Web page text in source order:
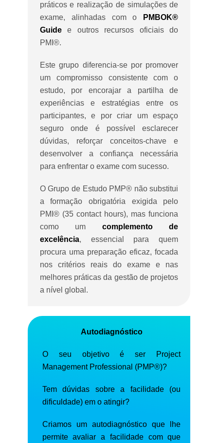
práticos e realização de simulações de
exame, alinhadas com o
PMBOK®
Guidee outros recursos oficiais do
PMI®.
Este grupo diferencia-se por promover
um compromisso consistente com o
estudo, por encorajar a partilha de
experiências e estratégias entre os
participantes, e por criar um espaço
seguro onde é possível esclarecer
dúvidas, reforçar conceitos-chave e
desenvolver a confiança necessária
para enfrentar o exame com sucesso.
O Grupo de Estudo PMP® não substitui
a formação obrigatória exigida pelo
PMI® (35 contact hours), mas funciona
como um complemento de
excelência, essencial para quem
procura uma preparação eficaz, focada
nos critérios reais do exame e nas
melhores práticas da gestão de projetos
a nível global.
Autodiagnóstico
O seu objetivo é ser Project
Management Professional (PMP®)?
Tem dúvidas sobre a facilidade (ou
dificuldade) em o atingir?
Criamos um autodiagnóstico que lhe
permite avaliar a facilidade com que